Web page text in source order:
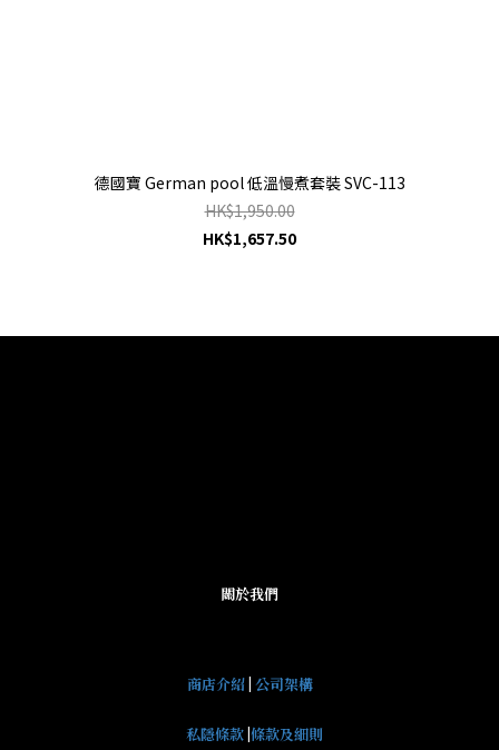
德國寶 German pool 低溫慢煮套裝 SVC-113
HK$1,950.00
HK$1,657.50
關於我們
商店介紹| 公司架構
私隱條款 條款及細則